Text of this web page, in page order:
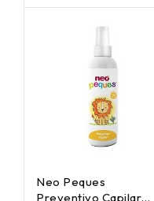
Neo Peques
Preventivo Capilar